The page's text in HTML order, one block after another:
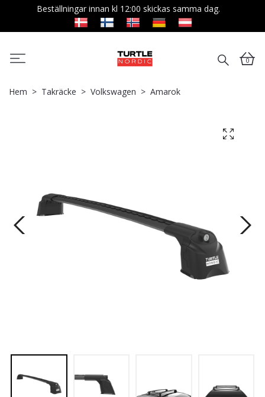
Beställningar innan kl 12:00 skickas samma dag.
0
Hem Takräcke Volkswagen Amarok